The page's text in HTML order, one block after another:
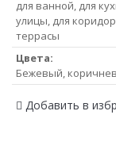
для ванной, для
улицы, для
террасы
Цвета:
Бежевый,
Добавить в